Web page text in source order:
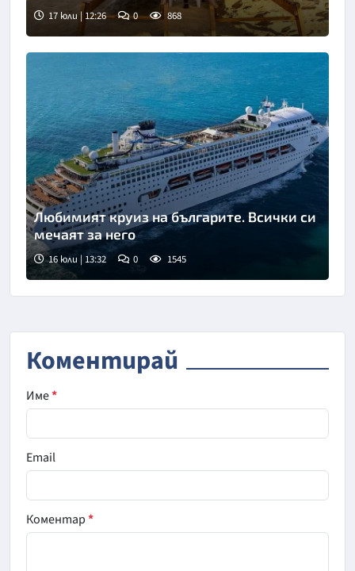
17 юли | 12:26 0 868
Любимият круиз на българите. Всички си
мечаят за него
16 юли | 13:32 0 1545
Коментирай
Име*
Email
Коментар*